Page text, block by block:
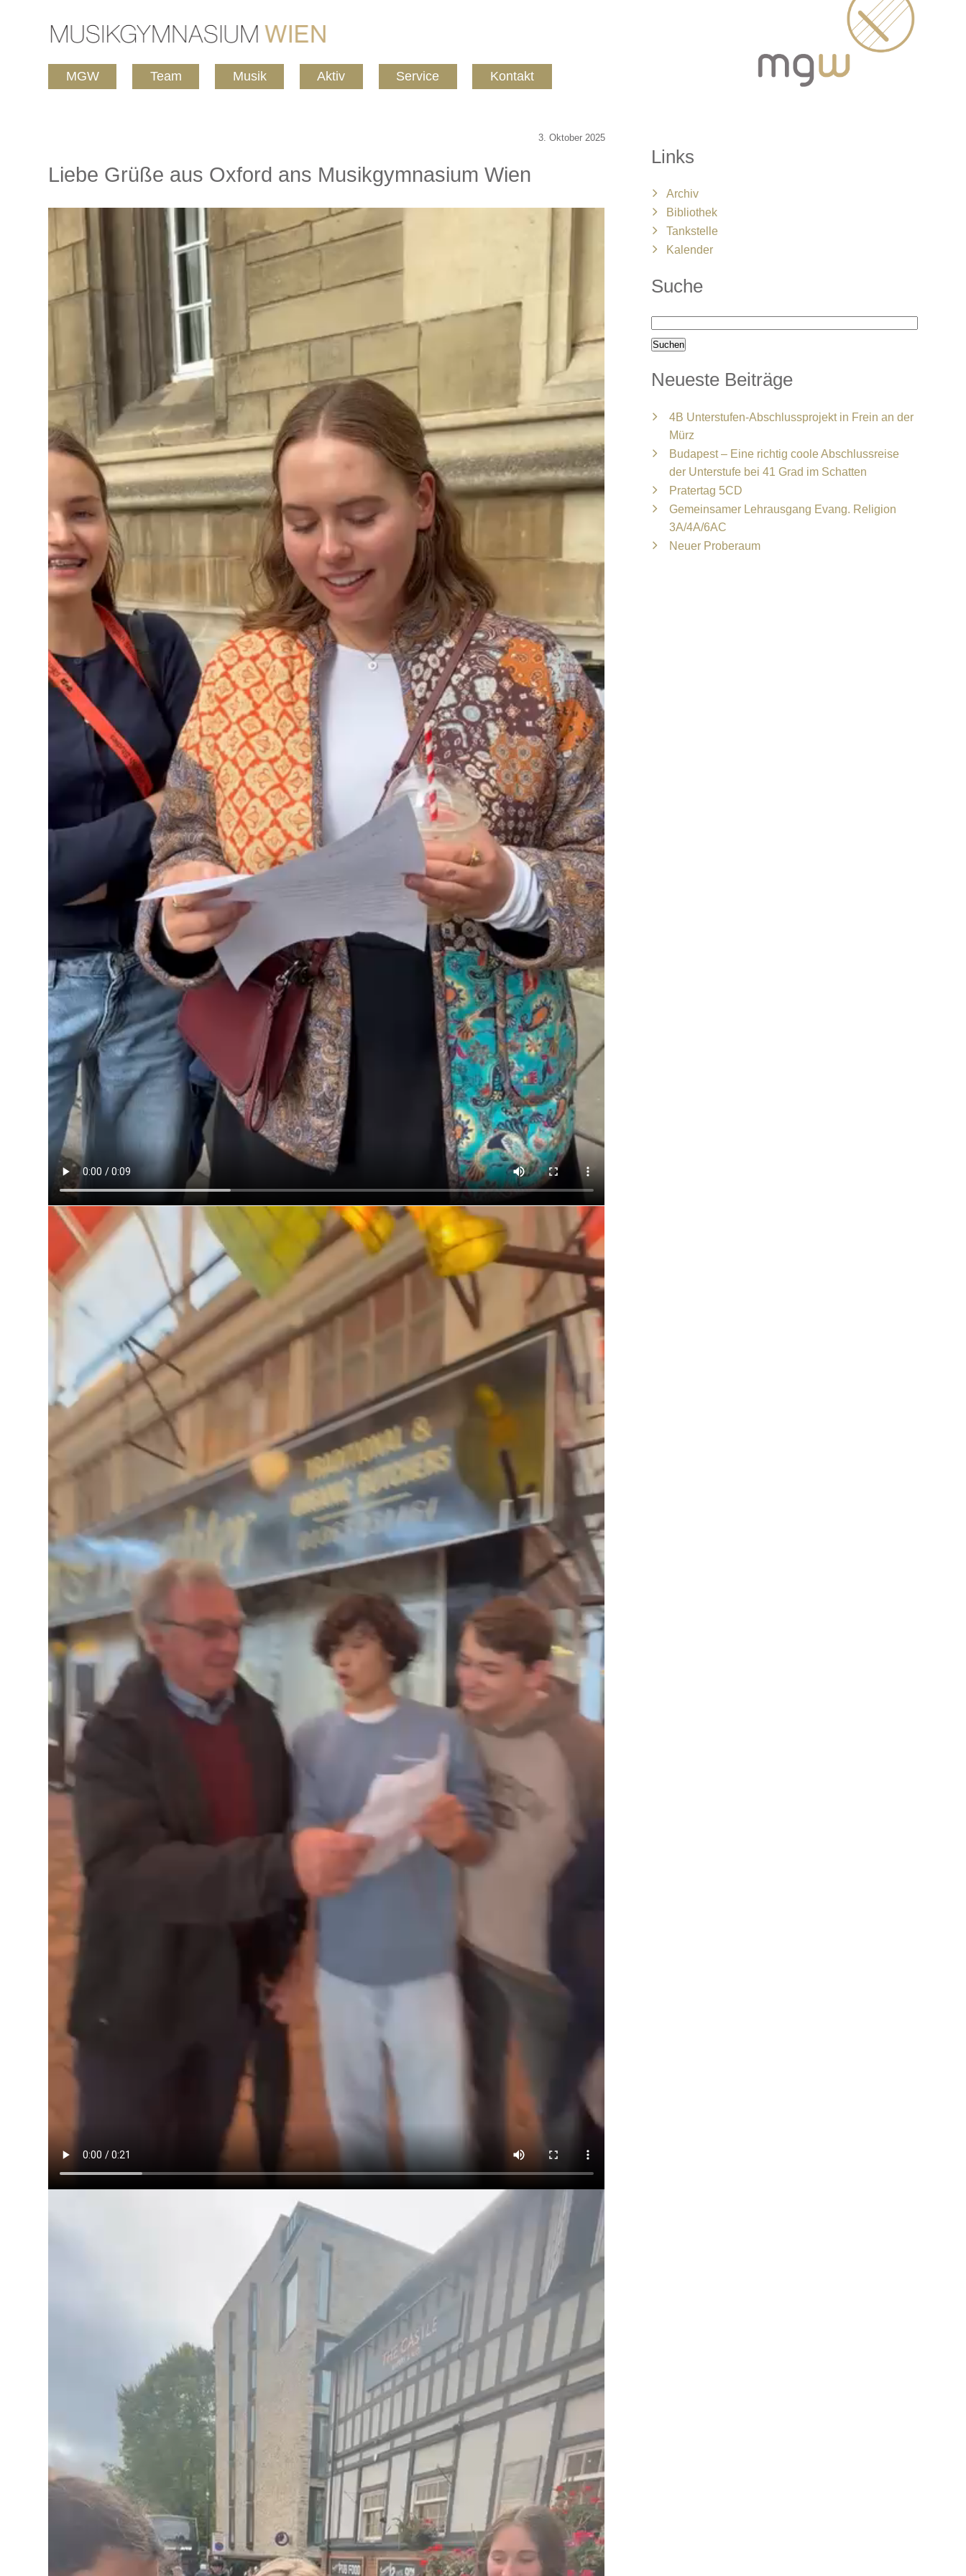
MGW Team Musik Aktiv Service Kontakt
3. Oktober 2025
Liebe Grüße aus Oxford ans Musikgymnasium Wien
Links
Archiv
Bibliothek
Tankstelle
Kalender
Suche
Neueste Beiträge
4B Unterstufen-Abschlussprojekt in Frein an der
Mürz
Budapest – Eine richtig coole Abschlussreise
der Unterstufe bei 41 Grad im Schatten
Pratertag 5CD
Gemeinsamer Lehrausgang Evang. Religion
3A/4A/6AC
Neuer Proberaum